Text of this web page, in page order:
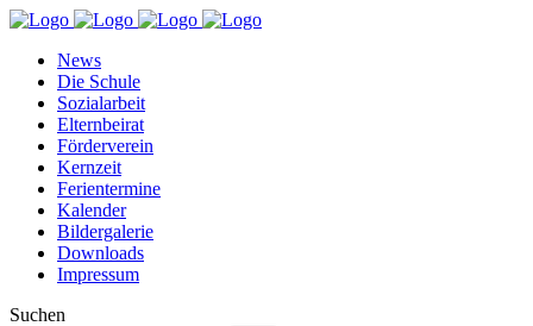
News
Die Schule
Sozialarbeit
Elternbeirat
Förderverein
Kernzeit
Ferientermine
Kalender
Bildergalerie
Downloads
Impressum
Suchen